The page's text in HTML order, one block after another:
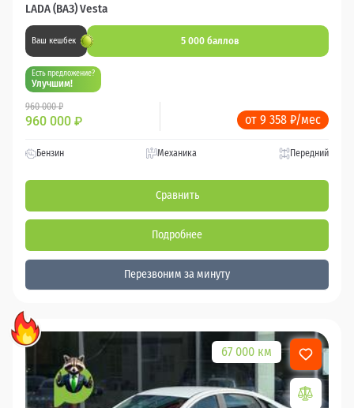
LADA (ВАЗ) Vesta
Ваш кешбек 5 000 баллов
Есть предложение?
Улучшим!
960 000 ₽
960 000 ₽ от 9 358 ₽/мес
Бензин Механика Передний
Сравнить
Подробнее
Перезвоним за минуту
67 000 км